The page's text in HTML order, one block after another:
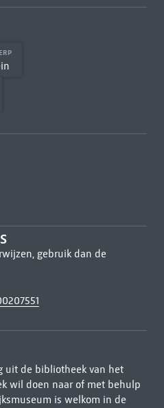
gebruik dan de
uit de bibliotheek van het
wil doen naar of met behulp
is welkom in de